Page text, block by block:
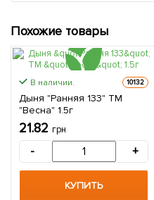
Похожие товары
В наличии. 10132
Дыня "Ранняя 133" ТМ
"Весна" 1.5г
21.82 грн
- +
КУПИТЬ